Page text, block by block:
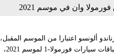
وان في موسم 2021
ألونسو اعتبارا من الموسم المقبل،
ليشكل أحد التغييرات المنتظرة في قائمة السائقين في بطولة العالم لسباقات سيارات فورمولا-1 لموسم 2021،